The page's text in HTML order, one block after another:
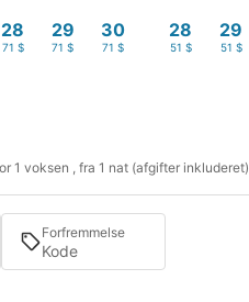
28
71 $
29
71 $
30
71 $
28
51 $
29
51 $
1 voksen , fra 1 nat (afgifter inkluderet)
Forfremmelse